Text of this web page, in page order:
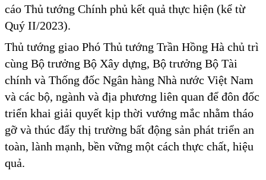
cáo Thủ tướng Chính phủ kết quả thực hiện (kể từ
Quý II/2023).
Thủ tướng giao Phó Thủ tướng Trần Hồng Hà chủ trì
cùng Bộ trưởng Bộ Xây dựng, Bộ trưởng Bộ Tài
chính và Thống đốc Ngân hàng Nhà nước Việt Nam
và các bộ, ngành và địa phương liên quan để đôn đốc
triển khai giải quyết kịp thời vướng mắc nhằm tháo
gỡ và thúc đẩy thị trường bất động sản phát triển an
toàn, lành mạnh, bền vững một cách thực chất, hiệu
quả.